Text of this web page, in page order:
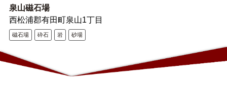
泉山磁石場
西松浦郡有田町泉山1丁目
磁石場 砕石 岩 砂場